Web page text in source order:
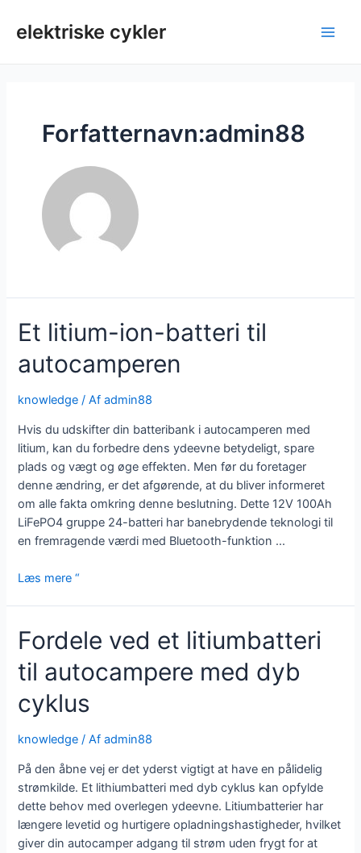
elektriske cykler
Forfatternavn:admin88
Et litium-ion-batteri til
autocamperen
knowledge / Afadmin88
Hvis du udskifter din batteribank i autocamperen med
litium, kan du forbedre dens ydeevne betydeligt, spare
plads og vægt og øge effekten. Men før du foretager
denne ændring, er det afgørende, at du bliver informeret
om alle fakta omkring denne beslutning. Dette 12V 100Ah
LiFePO4 gruppe 24-batteri har banebrydende teknologi til
en fremragende værdi med Bluetooth-funktion ...
Et
batteri
til
autocamperen
Læs mere “
Fordele ved et litiumbatteri
til autocampere med dyb
cyklus
knowledge / Afadmin88
På den åbne vej er det yderst vigtigt at have en pålidelig
strømkilde. Et lithiumbatteri med dyb cyklus kan opfylde
dette behov med overlegen ydeevne. Litiumbatterier har
længere levetid og hurtigere opladningshastigheder, hvilket
giver din autocamper adgang til strøm uden frygt for at